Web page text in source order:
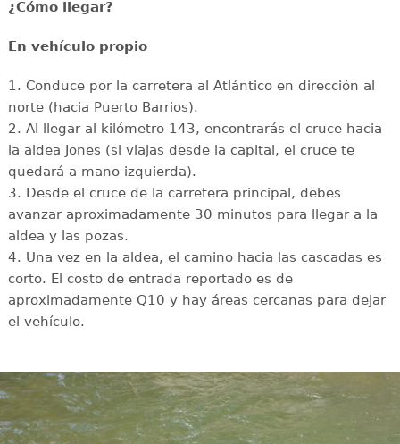
¿Cómo llegar?
En vehículo propio
1. Conduce por la carretera al Atlántico en dirección al
norte (hacia Puerto Barrios).
2. Al llegar al kilómetro 143, encontrarás el cruce hacia
la aldea Jones (si viajas desde la capital, el cruce te
quedará a mano izquierda).
3. Desde el cruce de la carretera principal, debes
avanzar aproximadamente 30 minutos para llegar a la
aldea y las pozas.
4. Una vez en la aldea, el camino hacia las cascadas es
corto. El costo de entrada reportado es de
aproximadamente Q10 y hay áreas cercanas para dejar
el vehículo.